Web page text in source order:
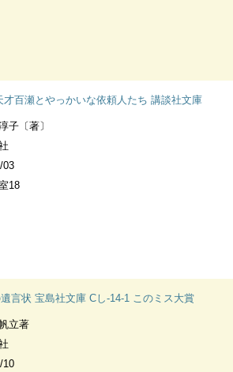
才百瀬とやっかいな依頼人たち 講談社文庫
子〔著〕
03
18
言状 宝島社文庫 Cし-14-1 このミス大賞
立著
10